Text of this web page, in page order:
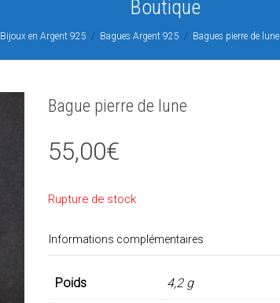
Boutique
Bijoux en Argent 925 Bagues Argent 925 Bagues pierre de lune
Bague pierre de lune
55,00€
Rupture de stock
Informations complémentaires
Poids 4,2 g